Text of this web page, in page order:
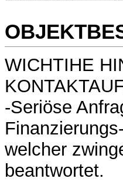
WICHTIHE
-Seriöse
welcher
beantwortet.